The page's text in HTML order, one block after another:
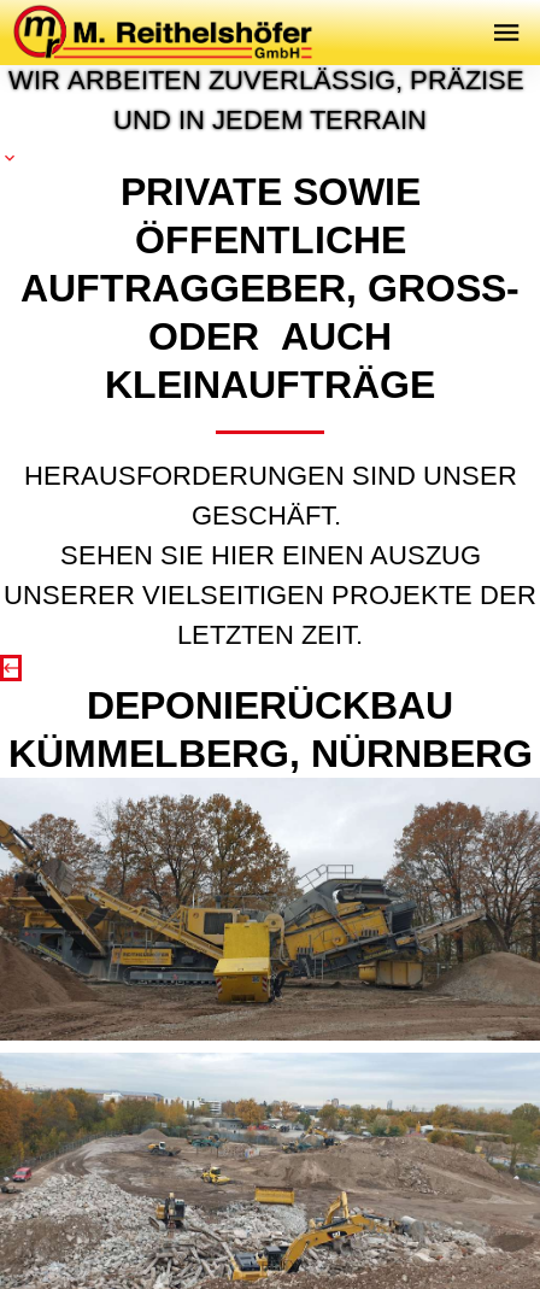
PROJEKTE & REFERENZEN
WIR ARBEITEN ZUVERLÄSSIG, PRÄZISE
UND IN JEDEM TERRAIN
PRIVATE SOWIE
ÖFFENTLICHE
AUFTRAGGEBER, GROSS- O
DER AUCH K
LEINAUFTRÄGE
HERAUSFORDERUNGEN SIND UNSER
GESCHÄFT.
SEHEN SIE HIER EINEN AUSZUG
UNSERER VIELSEITIGEN PROJEKTE DER
LETZTEN ZEIT.
DEPONIERÜCKBAU
KÜMMELBERG, NÜRNBERG